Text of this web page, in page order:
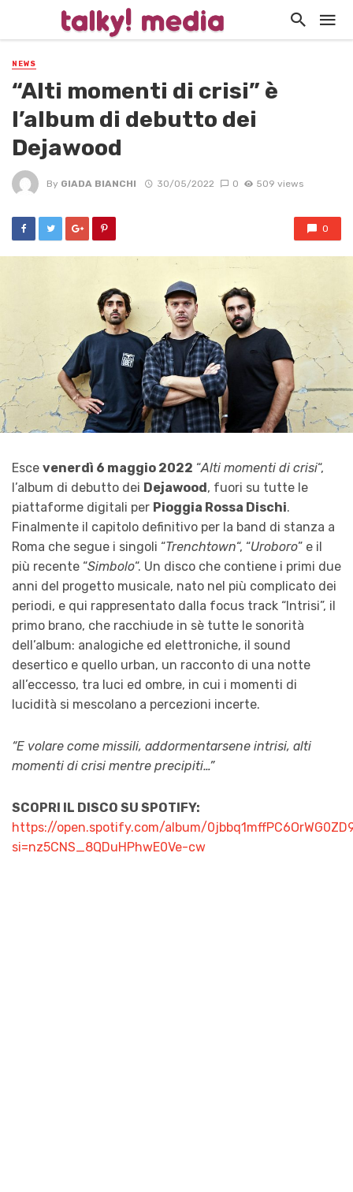
NEWS
“Alti momenti di crisi” è
l’album di debutto dei
Dejawood
By GIADA BIANCHI 30/05/2022 0 509 views
0
Esce venerdì 6 maggio 2022 “Alti momenti di crisi“,
l’album di debutto dei Dejawood , fuori su tutte le
piattaforme digitali per Pioggia Rossa Dischi.
Finalmente il capitolo definitivo per la band di stanza a
Roma che segue i singoli “Trenchtown“, “Uroboro” e il
più recente “Simbolo“. Un disco che contiene i primi due
anni del progetto musicale, nato nel più complicato dei
periodi, e qui rappresentato dalla focus track “Intrisi”, il
primo brano, che racchiude in sè tutte le sonorità
dell’album: analogiche ed elettroniche, il sound
desertico e quello urban, un racconto di una notte
all’eccesso, tra luci ed ombre, in cui i momenti di
lucidità si mescolano a percezioni incerte.
“E volare come missili, addormentarsene intrisi, alti
momenti di crisi mentre precipiti…”
SCOPRI IL DISCO SU SPOTIFY:
https://open.spotify.com/album/
si=nz5CNS_8QDuHPhwE0Ve-cw